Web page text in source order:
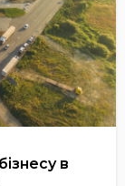
в